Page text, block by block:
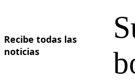
Recibe todas las
noticias